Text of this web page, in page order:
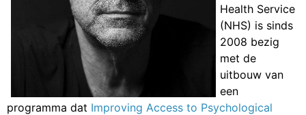
Health Service
(NHS) is sinds
2008 bezig
met de
uitbouw van
een
programma dat Improving Access to Psychological